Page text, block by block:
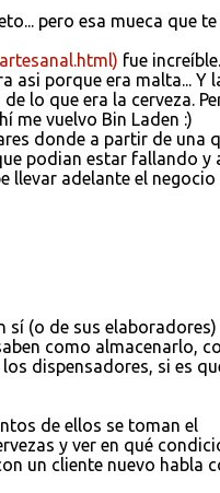
pero esa mueca que te
fue increíble.
asi porque era malta... Y
lo que era la cerveza.
me vuelvo Bin Laden :)
donde a partir de una
podian estar fallando y
llevar adelante el negocio
sí (o de sus
como almacenarlo,
dispensadores, si es
de ellos se toman el
y ver en qué
un cliente nuevo habla